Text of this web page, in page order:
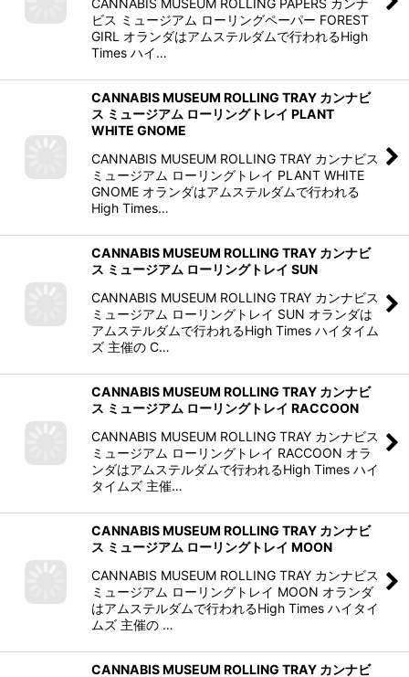
ビス ミュージアム ローリングペーパー FOREST
GIRL オランダはアムステルダムで行われるHigh
Times ハイ…
CANNABIS MUSEUM ROLLING TRAY カンナビ
ス ミュージアム ローリングトレイ PLANT
WHITE GNOME
CANNABIS MUSEUM ROLLING TRAY カンナビス
ミュージアム ローリングトレイ PLANT WHITE
GNOME オランダはアムステルダムで行われる
High Times…
CANNABIS MUSEUM ROLLING TRAY カンナビ
ス ミュージアム ローリングトレイ SUN
CANNABIS MUSEUM ROLLING TRAY カンナビス
ミュージアム ローリングトレイ SUN オランダは
アムステルダムで行われるHigh Times ハイタイム
ズ 主催の C…
CANNABIS MUSEUM ROLLING TRAY カンナビ
ス ミュージアム ローリングトレイ RACCOON
CANNABIS MUSEUM ROLLING TRAY カンナビス
ミュージアム ローリングトレイ RACCOON オラ
ンダはアムステルダムで行われるHigh Times ハイ
タイムズ 主催…
CANNABIS MUSEUM ROLLING TRAY カンナビ
ス ミュージアム ローリングトレイ MOON
CANNABIS MUSEUM ROLLING TRAY カンナビス
ミュージアム ローリングトレイ MOON オランダ
はアムステルダムで行われるHigh Times ハイタイ
ムズ 主催の …
CANNABIS MUSEUM ROLLING TRAY カンナビ